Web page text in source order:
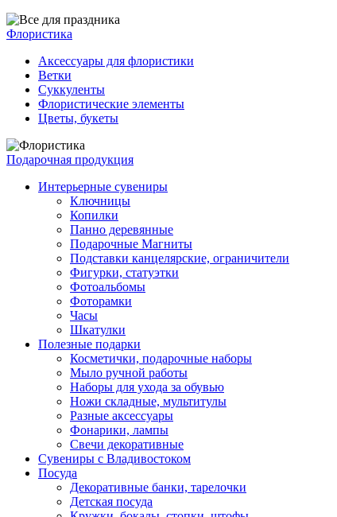
Флористика
Аксессуары для флористики
Ветки
Суккуленты
Флористические элементы
Цветы, букеты
Подарочная продукция
Интерьерные сувениры
Ключницы
Копилки
Панно деревянные
Подарочные Магниты
Подставки канцелярские, ограничители
Фигурки, статуэтки
Фотоальбомы
Фоторамки
Часы
Шкатулки
Полезные подарки
Косметички, подарочные наборы
Мыло ручной работы
Наборы для ухода за обувью
Ножи складные, мультитулы
Разные аксессуары
Фонарики, лампы
Свечи декоративные
Сувениры с Владивостоком
Посуда
Декоративные банки, тарелочки
Детская посуда